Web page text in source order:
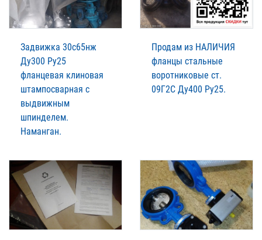
Задвижка 30с65нж
Ду300 Ру25
фланцевая клиновая
штампосварная с
выдвижным
шпинделем.
Наманган.
Продам из НАЛИЧИЯ
фланцы стальные
воротниковые ст.
09Г2С Ду400 Ру25.